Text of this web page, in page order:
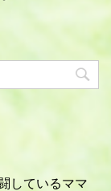
しているママ